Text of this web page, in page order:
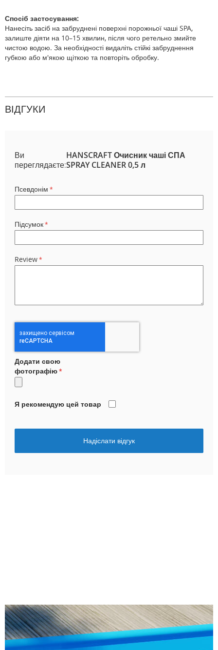
Спосіб застосування:
Нанесіть засіб на забруднені поверхні порожньої чаші SPA,
залиште діяти на 10–15 хвилин, після чого ретельно змийте
чистою водою. За необхідності видаліть стійкі забруднення
губкою або м'якою щіткою та повторіть обробку.
ВІДГУКИ
Ви
переглядаєте:
HANSCRAFT Очисник чаші СПА
SPRAY CLEANER 0,5 л
Псевдонім
Підсумок
Review
Додати свою
фотографію
Я рекомендую цей товар
Надіслати відгук